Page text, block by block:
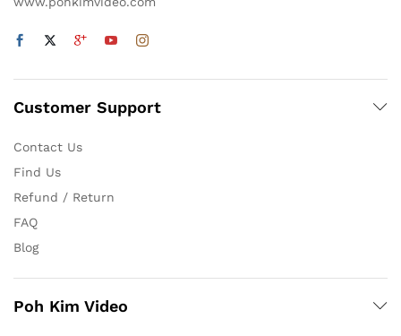
Customer Support
Contact Us
Find Us
Refund / Return
FAQ
Blog
Poh Kim Video